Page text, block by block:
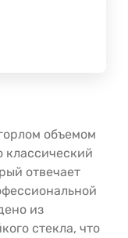
объемом
классический
отвечает
из
стекла, что